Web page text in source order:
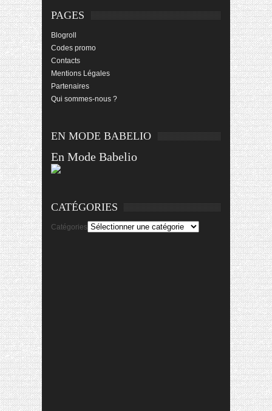
PAGES
Blogroll
Codes promo
Contacts
Mentions Légales
Partenaires
Qui sommes-nous ?
EN MODE BABELIO
En Mode Babelio
CATÉGORIES
Catégories